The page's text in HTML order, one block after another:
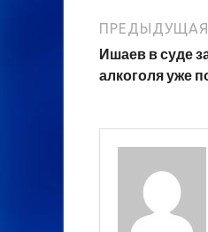
ПРЕДЫДУЩАЯ
Ишаев в суде
алкоголя уже